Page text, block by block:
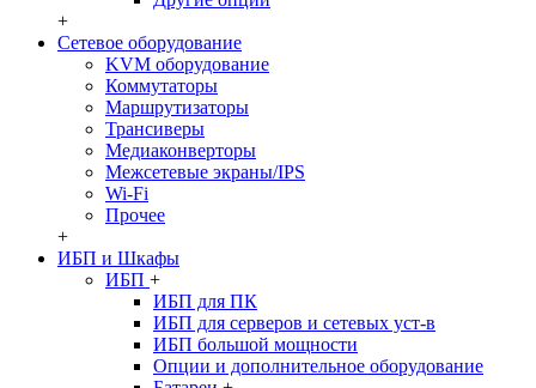
+
Сетевое оборудование
KVM оборудование
Коммутаторы
Маршрутизаторы
Трансиверы
Медиаконверторы
Межсетевые экраны/IPS
Wi-Fi
Прочее
+
ИБП и Шкафы
ИБП +
ИБП для ПК
ИБП для серверов и сетевых уст-в
ИБП большой мощности
Опции и дополнительное оборудование